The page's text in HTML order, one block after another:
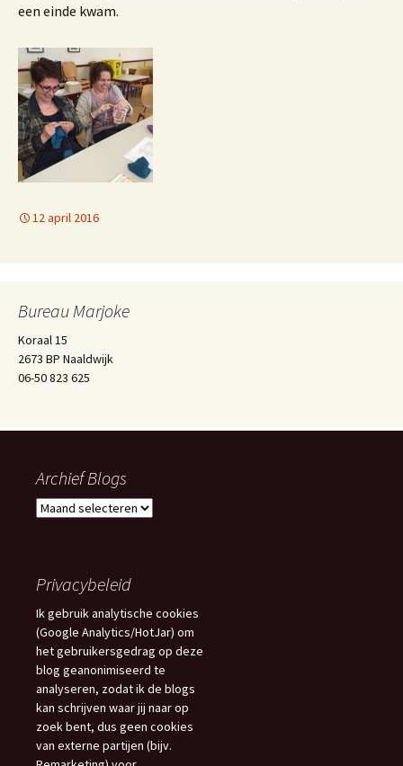
een einde kwam.
12 april 2016
Bureau Marjoke
Koraal 15
2673 BP Naaldwijk
06-50 823 625
Archief Blogs
Archief
Privacybeleid
Ik gebruik analytische cookies
(Google Analytics/HotJar) om
het gebruikersgedrag op deze
blog geanonimiseerd te
analyseren, zodat ik de blogs
kan schrijven waar jij naar op
zoek bent, dus geen cookies
van externe partijen (bijv.